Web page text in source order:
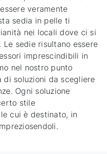
veramente
sedia in pelle ti
nei locali dove ci si
sedie risultano essere
imprescindibili in
nel nostro punto
soluzioni da scegliere
Ogni soluzione
stile
cui è destinato, in